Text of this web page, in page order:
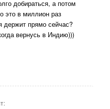
добираться, а потом
это в миллион раз
прямо сейчас?
вернусь в Индию)))